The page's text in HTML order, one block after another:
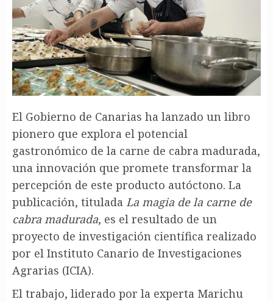
El Gobierno de Canarias ha lanzado un libro
pionero que explora el potencial
gastronómico de la carne de cabra madurada,
una innovación que promete transformar la
percepción de este producto autóctono. La
publicación, titulada La magia de la carne de
cabra madurada, es el resultado de un
proyecto de investigación científica realizado
por el Instituto Canario de Investigaciones
Agrarias (ICIA).
El trabajo, liderado por la experta Marichu